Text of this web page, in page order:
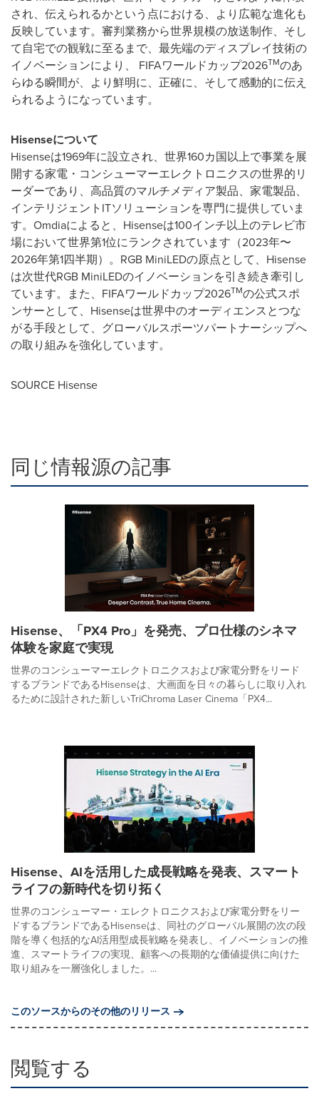
され、伝えられるかという点における、より広範な進化も
反映しています。審判業務から世界規模の放送制作、そし
て自宅での観戦に至るまで、最先端のディスプレイ技術の
イノベーションにより、 FIFAワールドカップ2026TMのあ
らゆる瞬間が、より鮮明に、正確に、そして感動的に伝え
られるようになっています。
Hisenseについて
Hisenseは1969年に設立され、世界160カ国以上で事業を展
開する家電・コンシューマーエレクトロニクスの世界的リ
ーダーであり、高品質のマルチメディア製品、家電製品、
インテリジェントITソリューションを専門に提供していま
す。Omdiaによると、Hisenseは100インチ以上のテレビ市
場において世界第1位にランクされています（2023年〜
2026年第1四半期）。RGB MiniLEDの原点として、Hisense
は次世代RGB MiniLEDのイノベーションを引き続き牽引し
ています。また、FIFAワールドカップ2026TMの公式スポ
ンサーとして、Hisenseは世界中のオーディエンスとつな
がる手段として、グローバルスポーツパートナーシップへ
の取り組みを強化しています。
SOURCE Hisense
同じ情報源の記事
Hisense、「PX4 Pro」を発売、プロ仕様のシネマ
体験を家庭で実現
世界のコンシューマーエレクトロニクスおよび家電分野をリード
するブランドであるHisenseは、大画面を日々の暮らしに取り入れ
るために設計された新しいTriChroma Laser Cinema「PX4...
Hisense、AIを活用した成長戦略を発表、スマート
ライフの新時代を切り拓く
世界のコンシューマー・エレクトロニクスおよび家電分野をリー
ドするブランドであるHisenseは、同社のグローバル展開の次の段
階を導く包括的なAI活用型成長戦略を発表し、イノベーションの推
進、スマートライフの実現、顧客への長期的な価値提供に向けた
取り組みを一層強化しました。...
このソースからのその他のリリース
閲覧する